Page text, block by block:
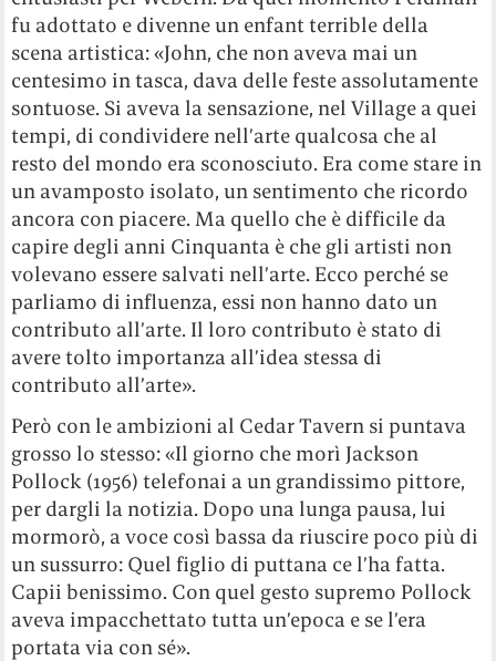
fu adottato e divenne un enfant terrible della
scena artistica: «John, che non aveva mai un
centesimo in tasca, dava delle feste assolutamente
sontuose. Si aveva la sensazione, nel Village a quei
tempi, di condividere nell’arte qualcosa che al
resto del mondo era sconosciuto. Era come stare in
un avamposto isolato, un sentimento che ricordo
ancora con piacere. Ma quello che è difficile da
capire degli anni Cinquanta è che gli artisti non
volevano essere salvati nell’arte. Ecco perché se
parliamo di influenza, essi non hanno dato un
contributo all’arte. Il loro contributo è stato di
avere tolto importanza all’idea stessa di
contributo all’arte».
Però con le ambizioni al Cedar Tavern si puntava
grosso lo stesso: «Il giorno che morì Jackson
Pollock (1956) telefonai a un grandissimo pittore,
per dargli la notizia. Dopo una lunga pausa, lui
mormorò, a voce così bassa da riuscire poco più di
un sussurro: Quel figlio di puttana ce l’ha fatta.
Capii benissimo. Con quel gesto supremo Pollock
aveva impacchettato tutta un’epoca e se l’era
portata via con sé».